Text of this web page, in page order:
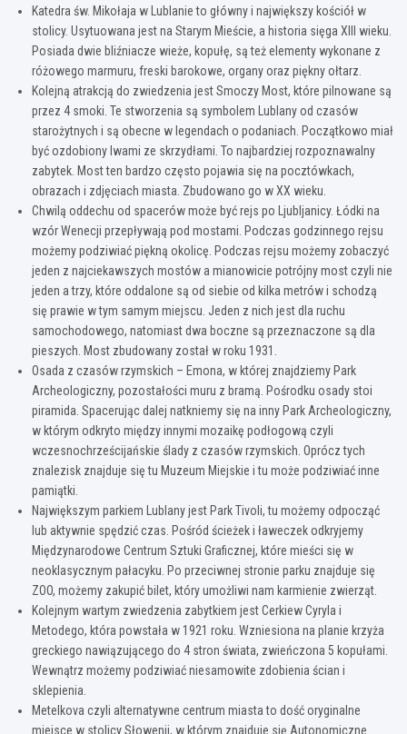
Katedra św. Mikołaja w Lublanie to główny i największy kościół w
stolicy. Usytuowana jest na Starym Mieście, a historia sięga XIII wieku.
Posiada dwie bliźniacze wieże, kopułę, są też elementy wykonane z
różowego marmuru, freski barokowe, organy oraz piękny ołtarz.
Kolejną atrakcją do zwiedzenia jest Smoczy Most, które pilnowane są
przez 4 smoki. Te stworzenia są symbolem Lublany od czasów
starożytnych i są obecne w legendach o podaniach. Początkowo miał
być ozdobiony lwami ze skrzydłami. To najbardziej rozpoznawalny
zabytek. Most ten bardzo często pojawia się na pocztówkach,
obrazach i zdjęciach miasta. Zbudowano go w XX wieku.
Chwilą oddechu od spacerów może być rejs po Ljubljanicy. Łódki na
wzór Wenecji przepływają pod mostami. Podczas godzinnego rejsu
możemy podziwiać piękną okolicę. Podczas rejsu możemy zobaczyć
jeden z najciekawszych mostów a mianowicie potrójny most czyli nie
jeden a trzy, które oddalone są od siebie od kilka metrów i schodzą
się prawie w tym samym miejscu. Jeden z nich jest dla ruchu
samochodowego, natomiast dwa boczne są przeznaczone są dla
pieszych. Most zbudowany został w roku 1931.
Osada z czasów rzymskich – Emona, w której znajdziemy Park
Archeologiczny, pozostałości muru z bramą. Pośrodku osady stoi
piramida. Spacerując dalej natkniemy się na inny Park Archeologiczny,
w którym odkryto między innymi mozaikę podłogową czyli
wczesnochrześcijańskie ślady z czasów rzymskich. Oprócz tych
znalezisk znajduje się tu Muzeum Miejskie i tu może podziwiać inne
pamiątki.
Największym parkiem Lublany jest Park Tivoli, tu możemy odpocząć
lub aktywnie spędzić czas. Pośród ścieżek i ławeczek odkryjemy
Międzynarodowe Centrum Sztuki Graficznej, które mieści się w
neoklasycznym pałacyku. Po przeciwnej stronie parku znajduje się
ZOO, możemy zakupić bilet, który umożliwi nam karmienie zwierząt.
Kolejnym wartym zwiedzenia zabytkiem jest Cerkiew Cyryla i
Metodego, która powstała w 1921 roku. Wzniesiona na planie krzyża
greckiego nawiązującego do 4 stron świata, zwieńczona 5 kopułami.
Wewnątrz możemy podziwiać niesamowite zdobienia ścian i
sklepienia.
Metelkova czyli alternatywne centrum miasta to dość oryginalne
miejsce w stolicy Słowenii, w którym znajduje się Autonomiczne